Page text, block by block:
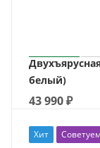
белый)
43 990₽
Хит Советуем